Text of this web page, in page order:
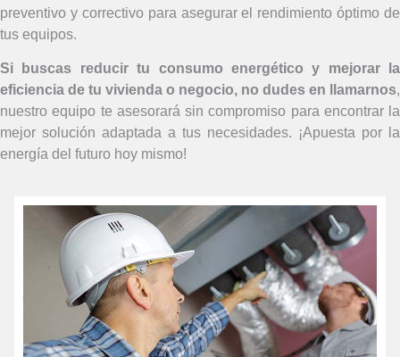
preventivo y correctivo para asegurar el rendimiento óptimo de
tus equipos.
Si buscas reducir tu consumo energético y mejorar la
eficiencia de tu vivienda o negocio, no dudes en llamarnos,
nuestro equipo te asesorará sin compromiso para encontrar la
mejor solución adaptada a tus necesidades. ¡Apuesta por la
energía del futuro hoy mismo!